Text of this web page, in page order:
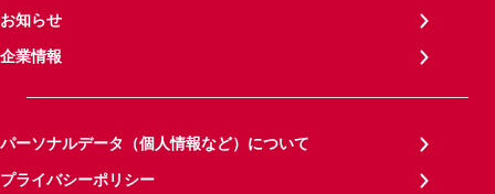
お知らせ
企業情報
パーソナルデータ（個人情報など）について
プライバシーポリシー